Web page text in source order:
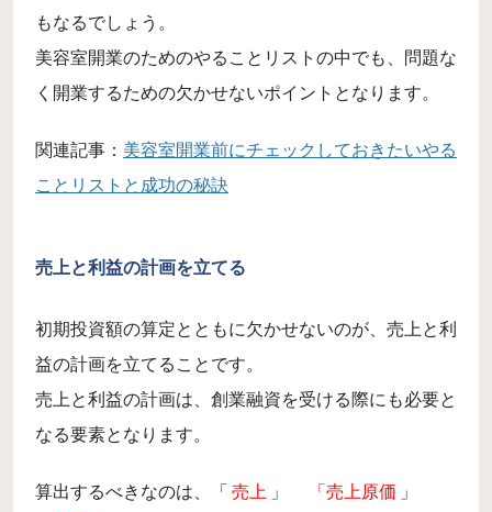
もなるでしょう。
美容室開業のためのやることリストの中でも、問題な
く開業するための欠かせないポイントとなります。
関連記事： 美容室開業前にチェックしておきたいやる
ことリストと成功の秘訣
売上と利益の計画を立てる
初期投資額の算定とともに欠かせないのが、売上と利
益の計画を立てることです。
売上と利益の計画は、創業融資を受ける際にも必要と
なる要素となります。
算出するべきなのは、「売上 」 「売上原価 」